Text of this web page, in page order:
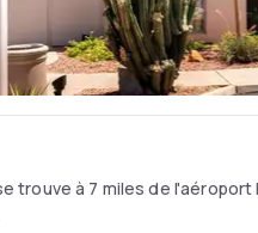
trouve à 7 miles de l'aéroport